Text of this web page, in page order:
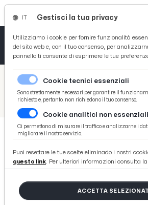
/ Picenotime
/ Atletico Ascoli
Promozione girone B, l'Atletico Ascoli passa 1-0 a
Promozione girone B,
Ascoli passa 1-0 a
grazie a De Marco
Gestisci la tua privacy
Utilizziamo i cookie per fornire funzionalità
del sito web e, con il tuo consenso, per
pannello ti consente di esprimere le tue
Cookie tecnici essenziali
Sono strettamente necessari per garantire il
richiesto e, pertanto, non richiedono il tuo consenso.
Cookie analitici non essenziali
Ci permettono di misurare il traffico e analizzarne i
migliorare il nostro servizio.
Puoi resettare le tue scelte eliminado i nostri
questo link. Per ulteriori informazioni consulta la
ACCETTA SELEZIONATI
Tutto News
Tutto Sport
Basket
Ciclismo
Tutto Curiosità